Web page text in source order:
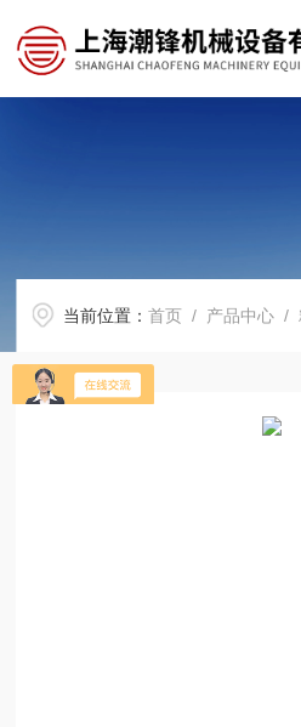
当前位置：首页 / 产品中心 /